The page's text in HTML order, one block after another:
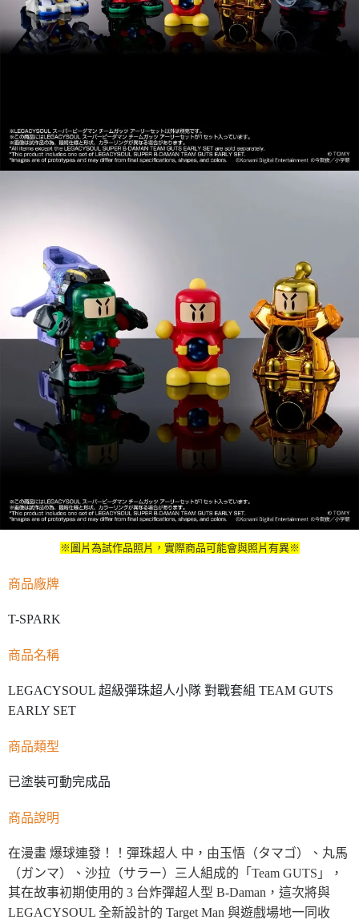
※圖片為試作品照片，實際商品可能會與照片有異※
商品廠牌
T-SPARK
商品名稱
LEGACYSOUL 超級彈珠超人小隊 對戰套組 TEAM GUTS
EARLY SET
商品類型
已塗裝可動完成品
商品說明
在漫畫 爆球連發！！彈珠超人 中，由玉悟（タマゴ）、丸馬
（ガンマ）、沙拉（サラー）三人組成的「Team GUTS」，
其在故事初期使用的 3 台炸彈超人型 B-Daman，這次將與
LEGACYSOUL 全新設計的 Target Man 與遊戲場地一同收